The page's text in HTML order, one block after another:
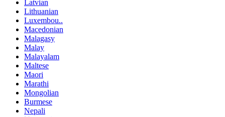
Latvian
Lithuanian
Luxembou..
Macedonian
Malagasy
Malay
Malayalam
Maltese
Maori
Marathi
Mongolian
Burmese
Nepali